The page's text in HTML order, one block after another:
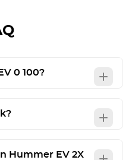
0 100?
Hummer EV 2X